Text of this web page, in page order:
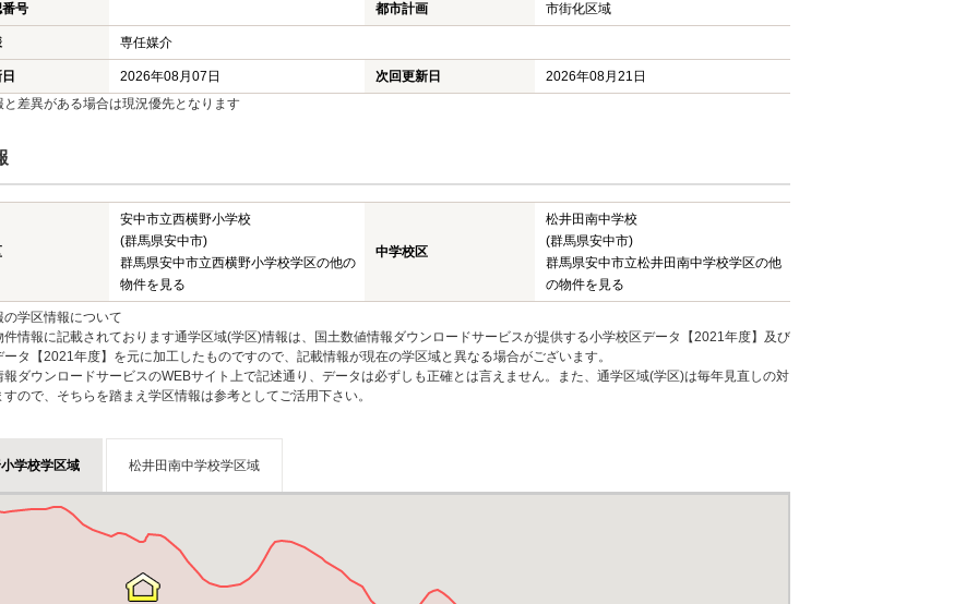
号 都市計画 市街化区域
専任媒介
2026年08月07日 次回更新日
2026年08月21日
差異がある場合は現況優先となります
安中市立西横野小学校
(群馬県安中市)
群馬県安中市立西横野小学校学区の他の
物件を見る
中学校区
松井田南中学校
(群馬県安中市)
群馬県安中市立松井田南中学校学区の他
の物件を見る
学区情報について
件情報に記載されております通学区域(学区)情報は、国土数値情報ダウンロードサービスが提供する小学校区データ【2021年度】及び
ータ【2021年度】を元に加工したものですので、記載情報が現在の学区域と異なる場合がございます。
報ダウンロードサービスのWEBサイト上で記述通り、データは必ずしも正確とは言えません。また、通学区域(学区)は毎年見直しの対
ので、そちらを踏まえ学区情報は参考としてご活用下さい。
学校学区域 松井田南中学校学区域